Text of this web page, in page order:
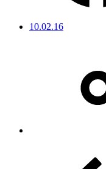
10.02.16